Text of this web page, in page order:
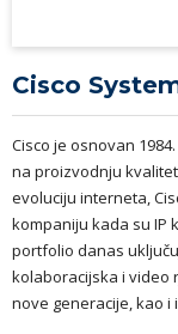
Cisco
Cisco je osnovan
na proizvodnju
evoluciju interneta,
kompaniju kada su IP
portfolio danas
kolaboracijska i video
nove generacije, kao